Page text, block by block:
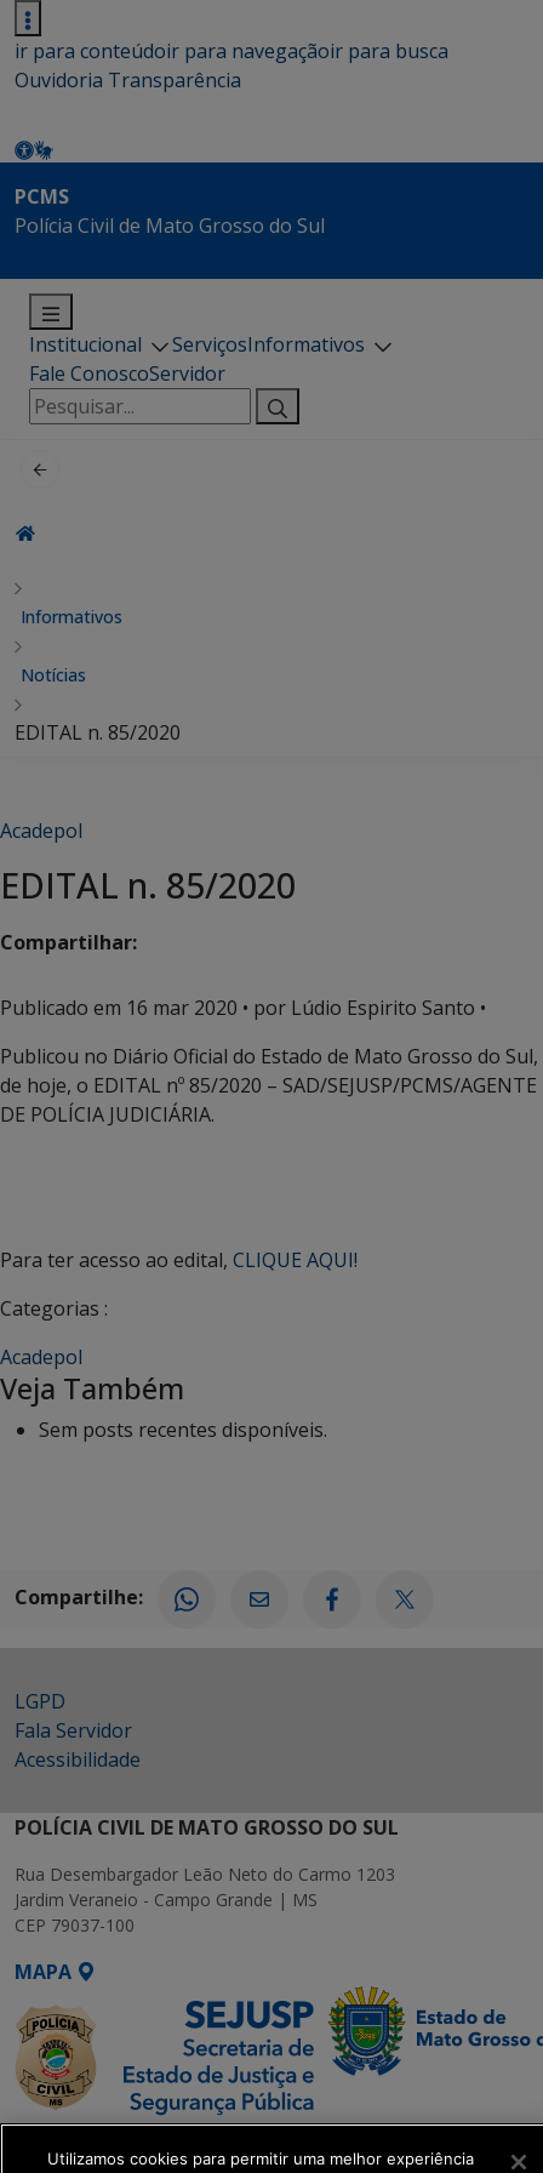
ir para conteúdoir para navegaçãoir para busca
Ouvidoria Transparência
PCMS
Polícia Civil de Mato Grosso do Sul
Institucional ServiçosInformativos
Fale ConoscoServidor
Pesquisar
por:
Informativos
Notícias
EDITAL n. 85/2020
Acadepol
EDITAL n. 85/2020
Compartilhar:
Publicado em 16 mar 2020 • por Lúdio Espirito Santo •
Publicou no Diário Oficial do Estado de Mato Grosso do Sul,
de hoje, o EDITAL nº 85/2020 – SAD/SEJUSP/PCMS/AGENTE
DE POLÍCIA JUDICIÁRIA.
Para ter acesso ao edital, CLIQUE AQUI!
Categorias :
Acadepol
Veja Também
Sem posts recentes disponíveis.
Compartilhe:
LGPD
Fala Servidor
Acessibilidade
POLÍCIA CIVIL DE MATO GROSSO DO SUL
Rua Desembargador Leão Neto do Carmo 1203
Jardim Veraneio - Campo Grande | MS
CEP 79037-100
MAPA
Utilizamos cookies para permitir uma melhor experiência